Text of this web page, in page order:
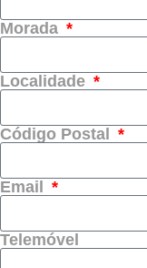
Morada
Localidade
Código Postal
Email
Telemóvel